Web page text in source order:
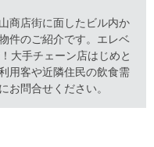
商店街に面したビル内か
件のご紹介です。エレベ
大手チェーン店はじめと
用客や近隣住民の飲食需
お問合せください。